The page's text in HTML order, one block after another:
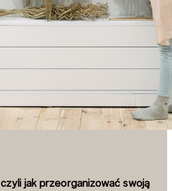
jak przeorganizować swoją